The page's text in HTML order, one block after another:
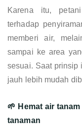
Karena itu,
terhadap
memberi air,
sampai ke area
sesuai. Saat prinsip
jauh lebih mudah
🌱 Hemat air
tanaman